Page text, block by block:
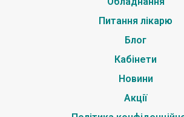
Питання лікарю
Блог
Кабінети
Новини
Акції